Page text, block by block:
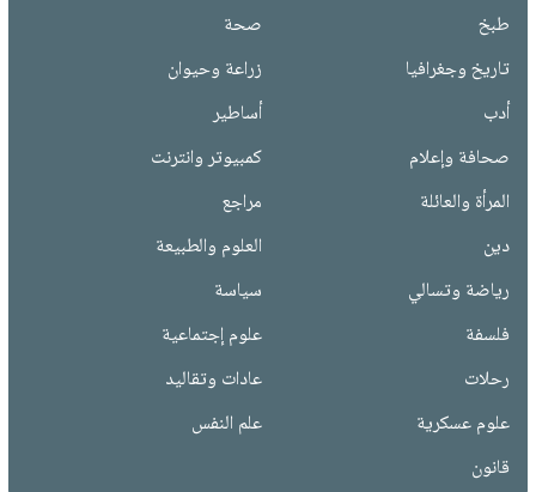
طبخ
صحة
تاريخ وجغرافيا
زراعة وحيوان
أدب
أساطير
صحافة وإعلام
كمبيوتر وانترنت
المرأة والعائلة
مراجع
دين
العلوم والطبيعة
رياضة وتسالي
سياسة
فلسفة
علوم إجتماعية
رحلات
عادات وتقاليد
علوم عسكرية
علم النفس
قانون